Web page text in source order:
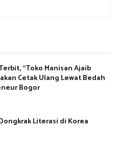
“Toko Manisan Ajaib
Cetak Ulang Lewat Bedah
Bogor
Literasi di Korea